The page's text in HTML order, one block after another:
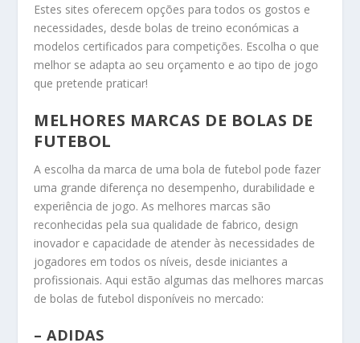
Estes sites oferecem opções para todos os gostos e
necessidades, desde bolas de treino económicas a
modelos certificados para competições. Escolha o que
melhor se adapta ao seu orçamento e ao tipo de jogo
que pretende praticar!
MELHORES MARCAS DE BOLAS DE
FUTEBOL
A escolha da marca de uma bola de futebol pode fazer
uma grande diferença no desempenho, durabilidade e
experiência de jogo. As melhores marcas são
reconhecidas pela sua qualidade de fabrico, design
inovador e capacidade de atender às necessidades de
jogadores em todos os níveis, desde iniciantes a
profissionais. Aqui estão algumas das melhores marcas
de bolas de futebol disponíveis no mercado:
– ADIDAS